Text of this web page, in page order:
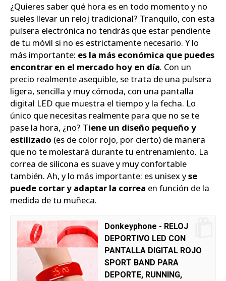
¿Quieres saber qué hora es en todo momento y no
sueles llevar un reloj tradicional? Tranquilo, con esta
pulsera electrónica no tendrás que estar pendiente
de tu móvil si no es estrictamente necesario. Y lo
más importante: es la más económica que puedes
encontrar en el mercado hoy en día. Con un
precio realmente asequible, se trata de una pulsera
ligera, sencilla y muy cómoda, con una pantalla
digital LED que muestra el tiempo y la fecha. Lo
único que necesitas realmente para que no se te
pase la hora, ¿no? Tiene un diseño pequeño y
estilizado (es de color rojo, por cierto) de manera
que no te molestará durante tu entrenamiento. La
correa de silicona es suave y muy confortable
también. Ah, y lo más importante: es unisex yse
puede cortar y adaptar la correa en función de la
medida de tu muñeca.
Donkeyphone - RELOJ
DEPORTIVO LED CON
PANTALLA DIGITAL ROJO
SPORT BAND PARA
DEPORTE, RUNNING,